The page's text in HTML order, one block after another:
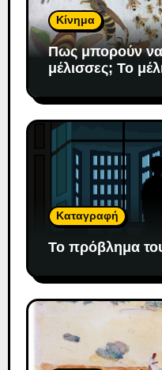
Κίνημα
Πως μπορούν
μέλισσες; To
Καταγραφή
Το πρόβλημα